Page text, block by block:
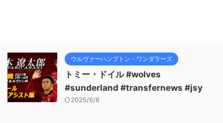
ウルヴァーハンプトン・ワンダラーズ
トミー・ドイル #wolves
#sunderland #transfernews #jsy
2025/6/6